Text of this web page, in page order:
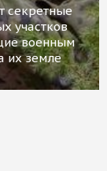
секретные
участков
военным
их земле